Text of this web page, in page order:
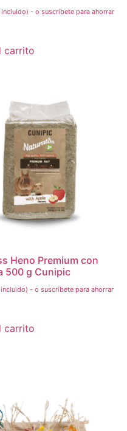
incluido) - o suscríbete para ahorrar
carrito
Heno Premium con
500 g Cunipic
incluido) - o suscríbete para ahorrar
carrito